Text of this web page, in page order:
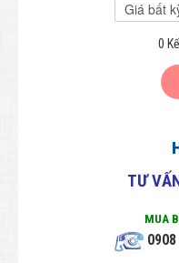
THIẾT KẾ & XÂY DỰNG
Thiết kế - Kiến trúc -
Bảng giá Thiết kế - Xây
HƯNG HƯNG PHÁT
0
TƯ
MUA